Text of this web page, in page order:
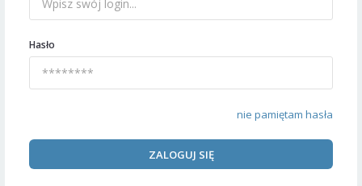
Hasło
nie pamiętam hasła
ZALOGUJ SIĘ